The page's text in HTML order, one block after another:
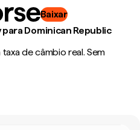
Baixar
Dominican Republic
de câmbio real. Sem